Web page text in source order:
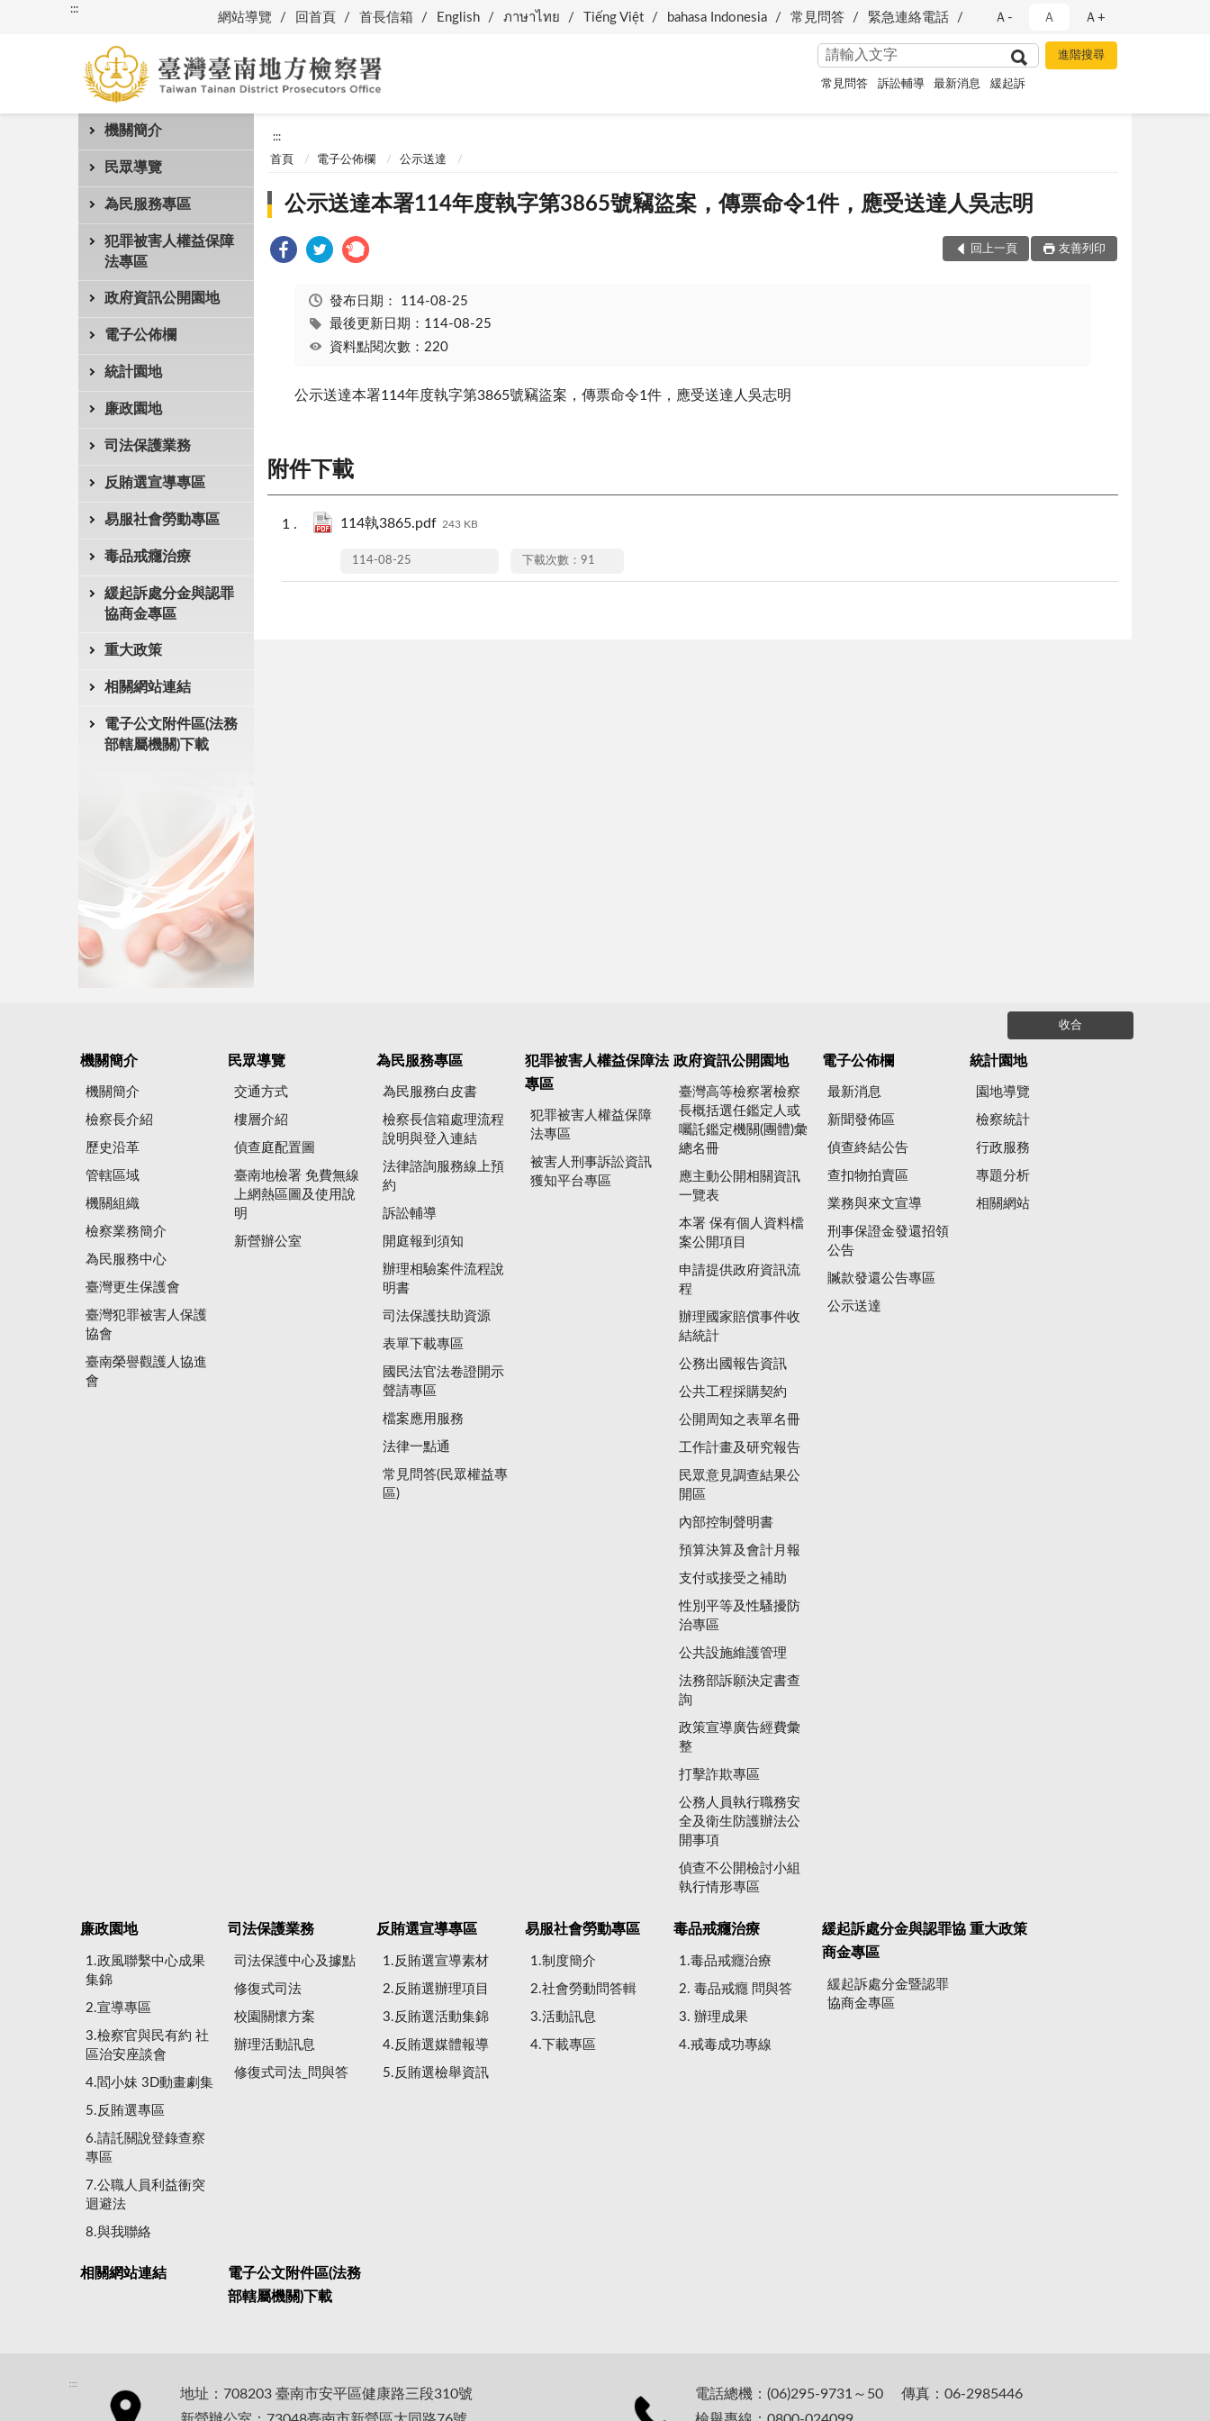
:::
網站導覽 回首頁 首長信箱 English ภาษาไทย Tiếng Việt bahasa Indonesia 常見問答 緊急連絡電話 Ａ- Ａ Ａ+
常見問答 訴訟輔導 最新消息 緩起訴
機關簡介
民眾導覽
為民服務專區
犯罪被害人權益保障
法專區
政府資訊公開園地
電子公佈欄
統計園地
廉政園地
司法保護業務
反賄選宣導專區
易服社會勞動專區
毒品戒癮治療
緩起訴處分金與認罪
協商金專區
重大政策
相關網站連結
電子公文附件區(法務
部轄屬機關)下載
:::
首頁 電子公佈欄 公示送達
公示送達本署114年度執字第3865號竊盜案，傳票命令1件，應受送達人吳志明
回上一頁 友善列印
發布日期： 114-08-25
最後更新日期：114-08-25
資料點閱次數：220
公示送達本署114年度執字第3865號竊盜案，傳票命令1件，應受送達人吳志明
附件下載
114執3865.pdf 243 KB
114-08-25 下載次數：91
收合
機關簡介
機關簡介
檢察長介紹
歷史沿革
管轄區域
機關組織
檢察業務簡介
為民服務中心
臺灣更生保護會
臺灣犯罪被害人保護
協會
臺南榮譽觀護人協進
會
民眾導覽
交通方式
樓層介紹
偵查庭配置圖
臺南地檢署 免費無線
上網熱區圖及使用說
明
新營辦公室
為民服務專區
為民服務白皮書
檢察長信箱處理流程
說明與登入連結
法律諮詢服務線上預
約
訴訟輔導
開庭報到須知
辦理相驗案件流程說
明書
司法保護扶助資源
表單下載專區
國民法官法卷證開示
聲請專區
檔案應用服務
法律一點通
常見問答(民眾權益專
區)
犯罪被害人權益保障法
專區
犯罪被害人權益保障
法專區
被害人刑事訴訟資訊
獲知平台專區
政府資訊公開園地
臺灣高等檢察署檢察
長概括選任鑑定人或
囑託鑑定機關(團體)彙
總名冊
應主動公開相關資訊
一覽表
本署 保有個人資料檔
案公開項目
申請提供政府資訊流
程
辦理國家賠償事件收
結統計
公務出國報告資訊
公共工程採購契約
公開周知之表單名冊
工作計畫及研究報告
民眾意見調查結果公
開區
內部控制聲明書
預算決算及會計月報
支付或接受之補助
性別平等及性騷擾防
治專區
公共設施維護管理
法務部訴願決定書查
詢
政策宣導廣告經費彙
整
打擊詐欺專區
公務人員執行職務安
全及衛生防護辦法公
開事項
偵查不公開檢討小組
執行情形專區
電子公佈欄
最新消息
新聞發佈區
偵查終結公告
查扣物拍賣區
業務與來文宣導
刑事保證金發還招領
公告
贓款發還公告專區
公示送達
統計園地
園地導覽
檢察統計
行政服務
專題分析
相關網站
廉政園地
1.政風聯繫中心成果
集錦
2.宣導專區
3.檢察官與民有約 社
區治安座談會
4.閻小妹 3D動畫劇集
5.反賄選專區
6.請託關說登錄查察
專區
7.公職人員利益衝突
迴避法
8.與我聯絡
司法保護業務
司法保護中心及據點
修復式司法
校園關懷方案
辦理活動訊息
修復式司法_問與答
反賄選宣導專區
1.反賄選宣導素材
2.反賄選辦理項目
3.反賄選活動集錦
4.反賄選媒體報導
5.反賄選檢舉資訊
易服社會勞動專區
1.制度簡介
2.社會勞動問答輯
3.活動訊息
4.下載專區
毒品戒癮治療
1.毒品戒癮治療
2. 毒品戒癮 問與答
3. 辦理成果
4.戒毒成功專線
緩起訴處分金與認罪協
商金專區
緩起訴處分金暨認罪
協商金專區
重大政策
相關網站連結
電子公文附件區(法務
部轄屬機關)下載
:::
地址：708203 臺南市安平區健康路三段310號
電話總機：(06)295-9731～50 傳真：06-2985446